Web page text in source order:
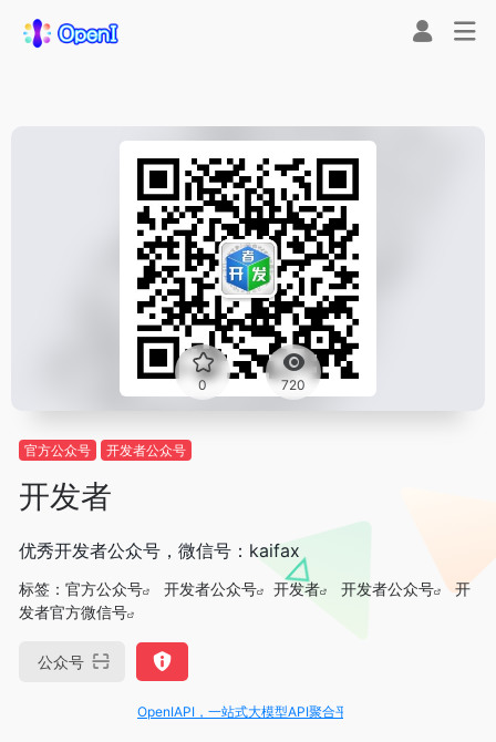
0 720
官方公众号 开发者公众号
开发者
优秀开发者公众号，微信号：kaifax
标签： 官方公众号 开发者公众号 开发者 开发者公众号
开
发者官方微信号
公众号
OpenIAPI，一站式大模型API聚合平台